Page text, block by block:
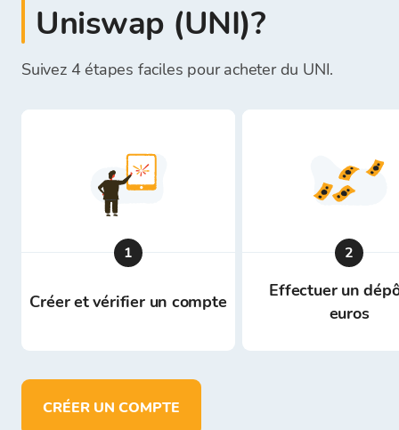
Uniswap (UNI)?
Suivez 4 étapes faciles pour acheter du UNI.
1
Créer et vérifier un compte
2
Effectuer un
euros
CRÉER UN COMPTE